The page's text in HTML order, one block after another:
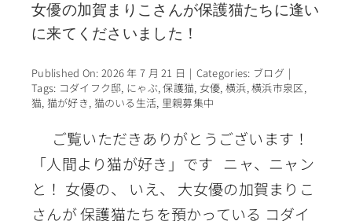
女優の加賀まりこさんが保護猫たちに逢い
に来てくださいました！
Published On: 2026 年 7 月 21 日 | Categories: ブログ |
Tags: コダイフク邸, にゃぶ,保護猫, 女優,横浜,横浜市泉区,
猫, 猫が好き, 猫のいる生活, 里親募集中
ご覧いただきありがとうございます！
「人間より猫が好き」です ニャ、ニャン
と！ 女優の、 いえ、 大女優の加賀まりこ
さんが 保護猫たちを預かっている コダイ